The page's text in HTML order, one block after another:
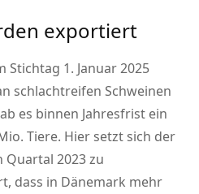
exportiert
1. Januar 2025
schlachtreifen Schweinen
es binnen Jahresfrist ein
Tiere. Hier setzt sich der
Quartal 2023 zu
dass in Dänemark mehr